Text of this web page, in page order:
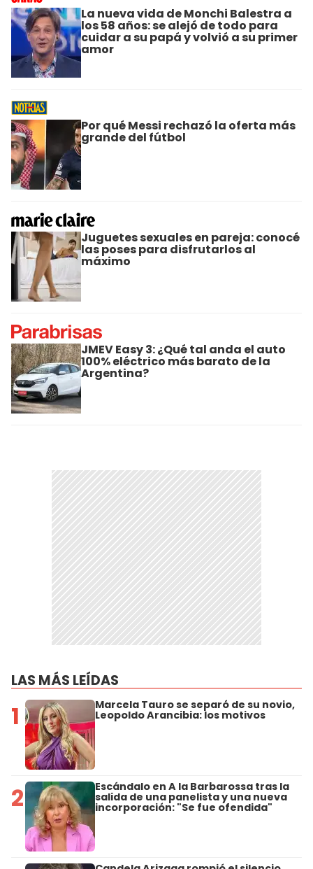
La nueva vida de Monchi Balestra a
los 58 años: se alejó de todo para
cuidar a su papá y volvió a su primer
amor
Por qué Messi rechazó la oferta más
grande del fútbol
Juguetes sexuales en pareja: conocé
las poses para disfrutarlos al
máximo
JMEV Easy 3: ¿Qué tal anda el auto
100% eléctrico más barato de la
Argentina?
LAS MÁS LEÍDAS
1 Marcela Tauro se separó de su novio,
Leopoldo Arancibia: los motivos
2 Escándalo en A la Barbarossa tras la
salida de una panelista y una nueva
incorporación: "Se fue ofendida"